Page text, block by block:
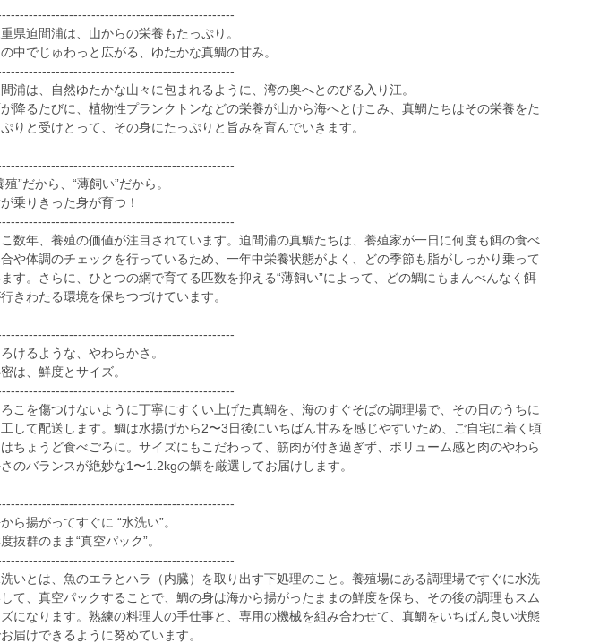
県迫間浦は、山からの栄養もたっぷり。
中でじゅわっと広がる、ゆたかな真鯛の甘み。
浦は、自然ゆたかな山々に包まれるように、湾の奥へとのびる入り江。
降るたびに、植物性プランクトンなどの栄養が山から海へとけこみ、真鯛たちはその栄養をた
ぷりと受けとって、その身にたっぷりと旨みを育んでいきます。
殖”だから、“薄飼い”だから。
乗りきった身が育つ！
こ数年、養殖の価値が注目されています。迫間浦の真鯛たちは、養殖家が一日に何度も餌の食べ
や体調のチェックを行っているため、一年中栄養状態がよく、どの季節も脂がしっかり乗って
す。さらに、ひとつの網で育てる匹数を抑える“薄飼い”によって、どの鯛にもまんべんなく餌
きわたる環境を保ちつづけています。
けるような、やわらかさ。
は、鮮度とサイズ。
ろこを傷つけないように丁寧にすくい上げた真鯛を、海のすぐそばの調理場で、その日のうちに
して配送します。鯛は水揚げから2〜3日後にいちばん甘みを感じやすいため、ご自宅に着く頃
ちょうど食べごろに。サイズにもこだわって、筋肉が付き過ぎず、ボリューム感と肉のやわら
のバランスが絶妙な1〜1.2kgの鯛を厳選してお届けします。
ら揚がってすぐに “水洗い”。
抜群のまま“真空パック”。
いとは、魚のエラとハラ（内臓）を取り出す下処理のこと。養殖場にある調理場ですぐに水洗
て、真空パックすることで、鯛の身は海から揚がったままの鮮度を保ち、その後の調理もスム
になります。熟練の料理人の手仕事と、専用の機械を組み合わせて、真鯛をいちばん良い状態
届けできるように努めています。